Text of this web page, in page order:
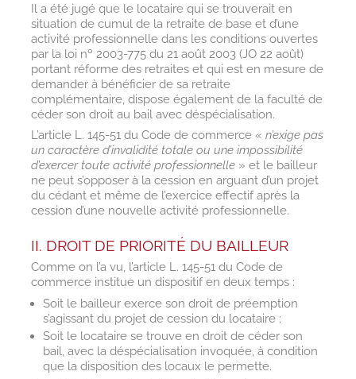
Il a été jugé que le locataire qui se trouverait en
situation de cumul de la retraite de base et d’une
activité professionnelle dans les conditions ouvertes
par la loi nº 2003-775 du 21 août 2003 (JO 22 août)
portant réforme des retraites et qui est en mesure de
demander à bénéficier de sa retraite
complémentaire, dispose également de la faculté de
céder son droit au bail avec déspécialisation.
L’article L. 145-51 du Code de commerce « n’exige pas
un caractère d’invalidité totale ou une impossibilité
d’exercer toute activité professionnelle» et le bailleur
ne peut s’opposer à la cession en arguant d’un projet
du cédant et même de l’exercice effectif après la
cession d’une nouvelle activité professionnelle.
II. DROIT DE PRIORITÉ DU BAILLEUR
Comme on l’a vu, l’article L. 145-51 du Code de
commerce institue un dispositif en deux temps :
Soit le bailleur exerce son droit de préemption
s’agissant du projet de cession du locataire ;
Soit le locataire se trouve en droit de céder son
bail, avec la déspécialisation invoquée, à condition
que la disposition des locaux le permette.